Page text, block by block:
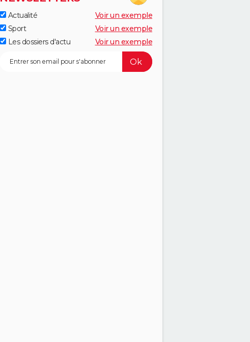
Actualité
Voir un exemple
Sport
Voir un exemple
Les dossiers d'actu
Voir un exemple